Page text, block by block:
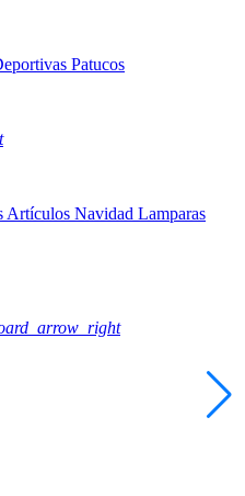
Patucos
Artículos Navidad Lamparas